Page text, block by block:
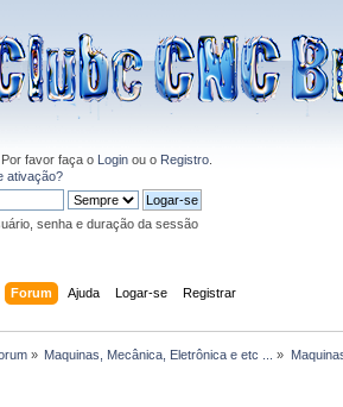
favor faça o Loginou o Registro.
ativação?
senha e duração da sessão
Forum Ajuda Logar-se Registrar
» Maquinas, Mecânica, Eletrônica e etc ... »